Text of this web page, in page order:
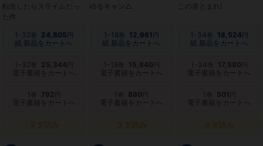
転生したらスライムだっ
た件
1-32巻 24,805 円
紙 新品をカートへ
1-32 巻 25,344
電子書籍をカートへ
1 巻 792
電子書籍をカートへ
タダ読み
ゆるキャン△
1-18巻 12,661 円
紙 新品をカートへ
1-18 巻 15,840
電子書籍をカートへ
1 巻 880
電子書籍をカートへ
タダ読み
この音とまれ!
1-34巻 18,524 円
紙 新品をカートへ
1-34 巻 17,580
電子書籍をカートへ
1 巻 501
電子書籍をカートへ
タダ読み